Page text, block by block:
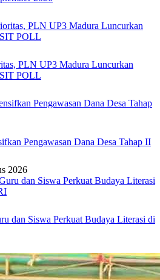
PLN UP3 Madura Luncurkan
POLL
Pengawasan Dana Desa Tahap II
2026
dan Siswa Perkuat Budaya Literasi di